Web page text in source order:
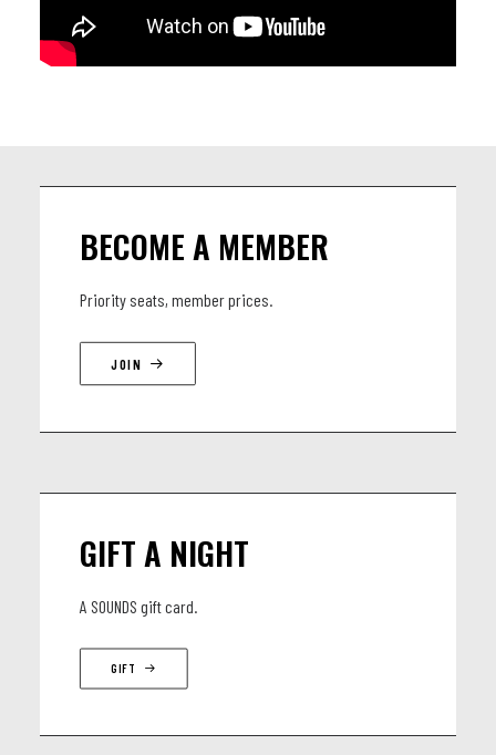
BECOME A MEMBER
Priority seats, member prices.
JOIN
GIFT A NIGHT
A SOUNDS gift card.
GIFT